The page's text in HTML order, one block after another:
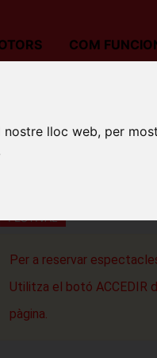
lloc web, per
COM
FESTIVAL
Per a reservar
Utilitza el botó ACCEDIR
pàgina.